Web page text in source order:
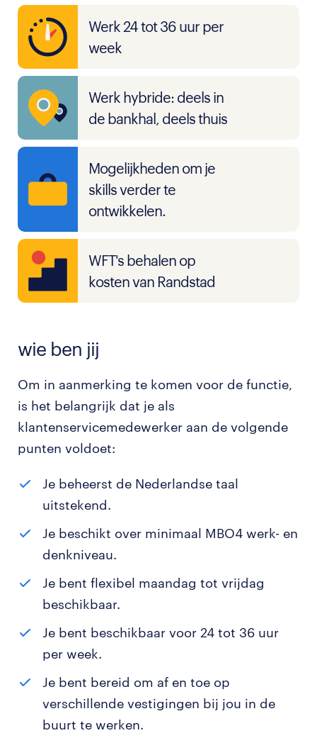
Werk 24 tot 36 uur per
week
Werk hybride: deels in
de bankhal, deels thuis
Mogelijkheden om je
skills verder te
ontwikkelen.
WFT's behalen op
kosten van Randstad
wie ben jij
Om in aanmerking te komen voor de functie,
is het belangrijk dat je als
klantenservicemedewerker aan de volgende
punten voldoet:
Je beheerst de Nederlandse taal
uitstekend.
Je beschikt over minimaal MBO4 werk- en
denkniveau.
Je bent flexibel maandag tot vrijdag
beschikbaar.
Je bent beschikbaar voor 24 tot 36 uur
per week.
Je bent bereid om af en toe op
verschillende vestigingen bij jou in de
buurt te werken.